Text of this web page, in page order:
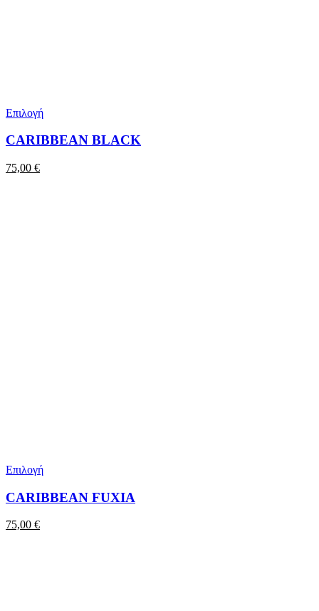
Επιλογή
CARIBBEAN BLACK
75,00 €
Επιλογή
CARIBBEAN FUXIA
75,00 €